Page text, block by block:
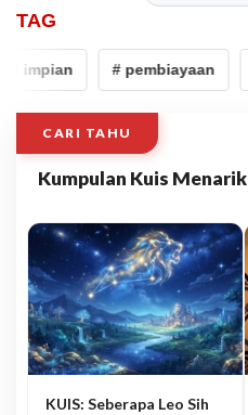
TAG
impian # pembiayaan
CARI TAHU
Kumpulan Kuis Menarik
KUIS: Seberapa Leo Sih